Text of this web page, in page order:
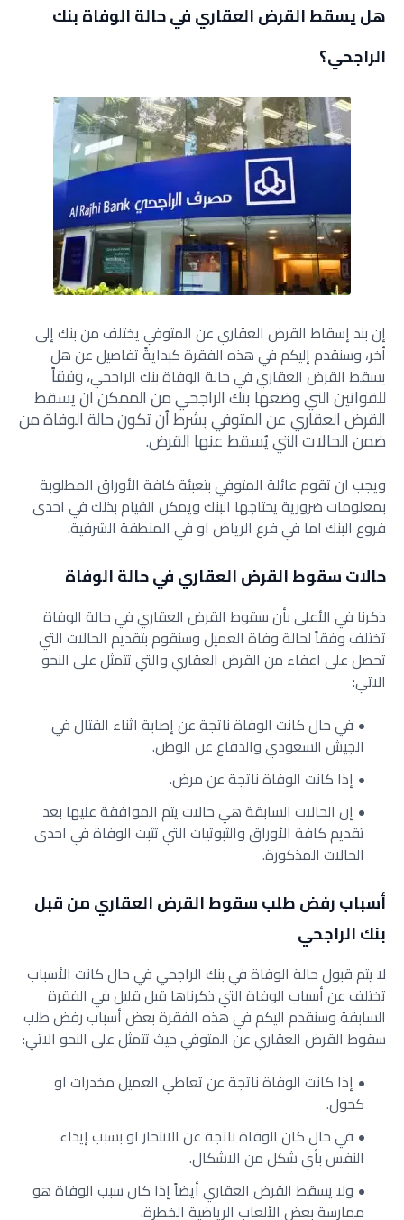
هل يسقط القرض العقاري في حالة الوفاة بنك
الراجحي؟
إن بند إسقاط القرض العقاري عن المتوفي يختلف من بنك إلى
أخر، وسنقدم إليكم في هذه الفقرة كبدايةً تفاصيل عنهل
يسقط القرض العقاري في حالة الوفاة بنك الراجحي، وفقاً
للقوانين التي وضعها بنك الراجحي من الممكن ان يسقط
القرض العقاري عن المتوفي بشرط أن تكون حالة الوفاة من
ضمن الحالات التي يُسقط عنها القرض.
ويجب ان تقوم عائلة المتوفي بتعبئة كافة الأوراق المطلوبة
بمعلومات ضرورية يحتاجها البنك ويمكن القيام بذلك في احدى
فروع البنك اما في فرع الرياض او في المنطقة الشرقية.
حالات سقوط القرض العقاري في حالة الوفاة
ذكرنا في الأعلى بأن سقوط القرض العقاري في حالة الوفاة
تختلف وفقاً لحالة وفاة العميل وسنقوم بتقديم الحالات التي
تحصل على اعفاء من القرض العقاري والتي تتمثل على النحو
الاتي:
في حال كانت الوفاة ناتجة عن إصابة اثناء القتال في
الجيش السعودي والدفاع عن الوطن.
إذا كانت الوفاة ناتجة عن مرض.
إن الحالات السابقة هي حالات يتم الموافقة عليها بعد
تقديم كافة الأوراق والثبوتيات التي تثبت الوفاة في احدى
الحالات المذكورة.
أسباب رفض طلب سقوط القرض العقاري من قبل
بنك الراجحي
لا يتم قبول حالة الوفاة في بنك الراجحي في حال كانت الأسباب
تختلف عن أسباب الوفاة التي ذكرناها قبل قليل في الفقرة
السابقة وسنقدم اليكم في هذه الفقرة بعض أسباب رفض طلب
سقوط القرض العقاري عن المتوفي حيث تتمثل على النحو الاتي:
إذا كانت الوفاة ناتجة عن تعاطي العميل مخدرات او
كحول.
في حال كان الوفاة ناتجة عن الانتحار او بسبب إيذاء
النفس بأي شكل من الاشكال.
ولا يسقط القرض العقاري أيضاً إذا كان سبب الوفاة هو
ممارسة بعض الألعاب الرياضية الخطرة.